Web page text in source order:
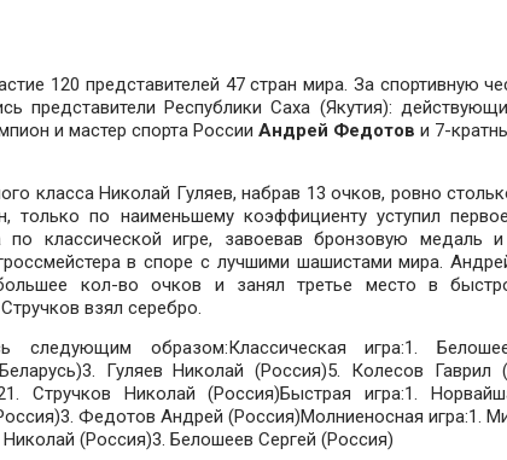
120 представителей 47 стран мира. За спортивную
представители Республики Саха (Якутия):
и мастер спорта России Андрей Федотов и 7-
класса Николай Гуляев, набрав 13 очков, ровно
только по наименьшему коэффициенту уступил
классической игре, завоевав бронзовую медаль
в споре с лучшими шашистами мира.
кол-во очков и занял третье место в
взял серебро.
следующим образом:Классическая игра:1.
Гуляев Николай (Россия)5. Колесов Гаврил
Стручков Николай (Россия)Быстрая игра:1.
Федотов Андрей (Россия)Молниеносная игра:1.
(Россия)3. Белошеев Сергей (Россия)